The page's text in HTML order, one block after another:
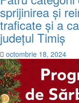
sprijinirea și
traficate și a
județul Timiș
octombrie 18, 2024